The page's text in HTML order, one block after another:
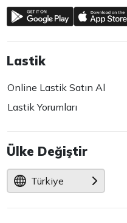
Lastik
Online Lastik Satın Al
Lastik Yorumları
Ülke Değiştir
Türkiye